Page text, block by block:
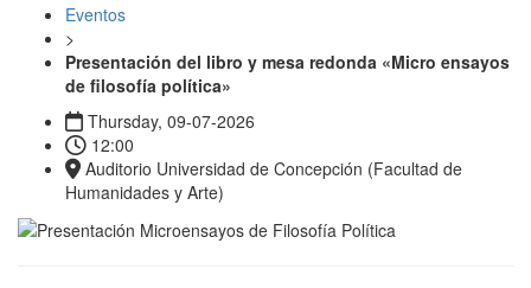
Eventos
>
Presentación del libro y mesa redonda «Micro ensayos
de filosofía política»
Thursday, 09-07-2026
12:00
Auditorio Universidad de Concepción (Facultad de
Humanidades y Arte)